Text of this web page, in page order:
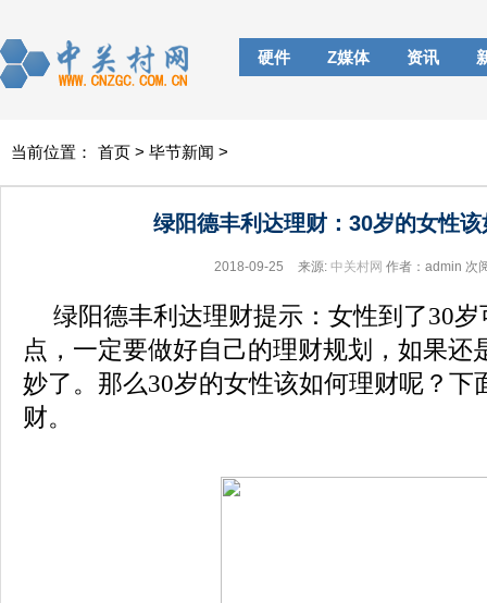
硬件 Z媒体 资讯
当前位置： 首页 > 毕节新闻 >
绿阳德丰利达理财：30岁的女性
2018-09-25 来源: 中关村网 作者：admin 次
绿阳德丰利达理财提示：女性到了30岁
点，一定要做好自己的理财规划，如果还
妙了。那么30岁的女性该如何理财呢？下
财。